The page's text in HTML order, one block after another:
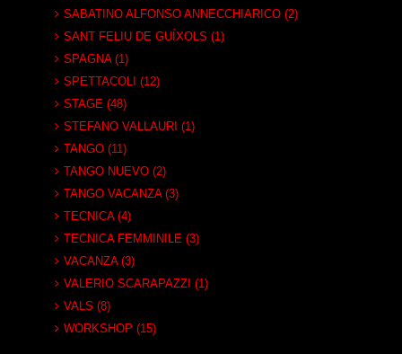
SABATINO ALFONSO ANNECCHIARICO (2)
SANT FELIU DE GUÍXOLS (1)
SPAGNA (1)
SPETTACOLI (12)
STAGE (48)
STEFANO VALLAURI (1)
TANGO (11)
TANGO NUEVO (2)
TANGO VACANZA (3)
TECNICA (4)
TECNICA FEMMINILE (3)
VACANZA (3)
VALERIO SCARAPAZZI (1)
VALS (8)
WORKSHOP (15)